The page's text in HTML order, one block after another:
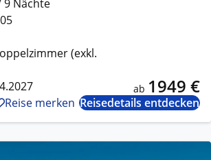
9 Nächte
(exkl.
ab 1949 €
Reise merken Reisedetails entdecken